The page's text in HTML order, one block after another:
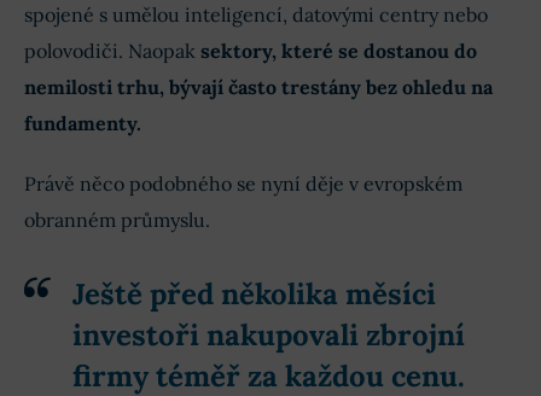
spojené s umělou inteligencí, datovými centry nebo
polovodiči. Naopak sektory, které se dostanou do
nemilosti trhu, bývají často trestány bez ohledu na
fundamenty.
Právě něco podobného se nyní děje v evropském
obranném průmyslu.
Ještě před několika měsíci
investoři nakupovali zbrojní
firmy téměř za každou cenu.